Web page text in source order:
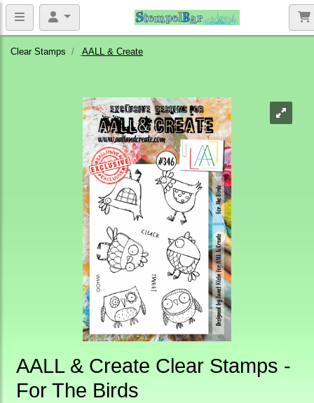
Clear Stamps AALL & Create
AALL & Create Clear Stamps -
For The Birds